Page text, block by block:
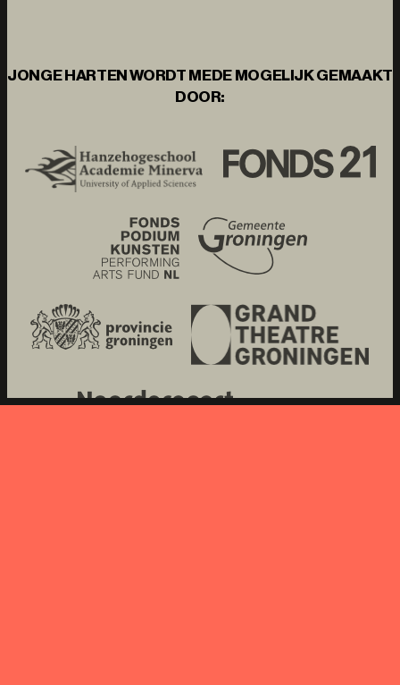
JONGE HARTEN WORDT MEDE MOGELIJK GEMAAKT
DOOR: